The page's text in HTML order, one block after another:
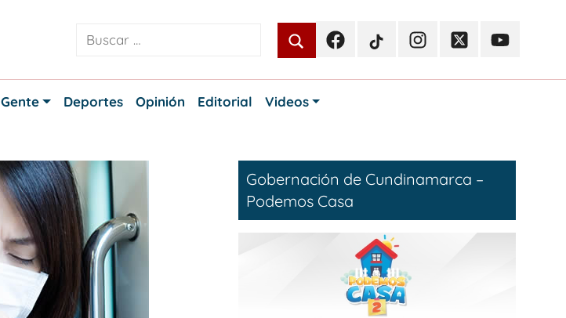
FacebookTikTokInstagramTwitterYoutube
Gente Deportes Opinión Editorial Videos
Gobernación de Cundinamarca –
Podemos Casa